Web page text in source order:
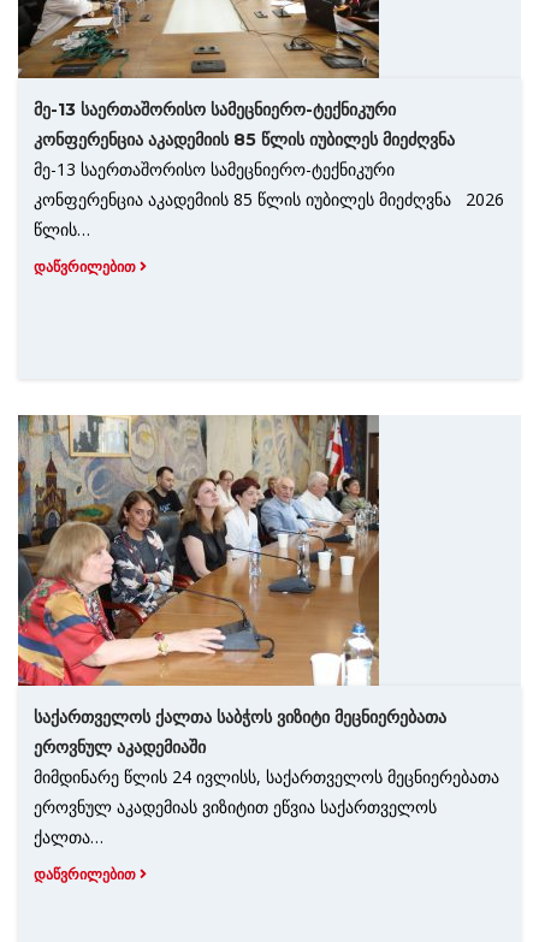
მე-13 საერთაშორისო სამეცნიერო-ტექნიკური
კონფერენცია აკადემიის 85 წლის იუბილეს მიეძღვნა
მე-13 საერთაშორისო სამეცნიერო-ტექნიკური
კონფერენცია აკადემიის 85 წლის იუბილეს მიეძღვნა 2026
წლის…
ᲓᲐᲬᲕᲠᲘᲚᲔᲑᲘᲗ
საქართველოს ქალთა საბჭოს ვიზიტი მეცნიერებათა
ეროვნულ აკადემიაში
მიმდინარე წლის 24 ივლისს, საქართველოს მეცნიერებათა
ეროვნულ აკადემიას ვიზიტით ეწვია საქართველოს
ქალთა…
ᲓᲐᲬᲕᲠᲘᲚᲔᲑᲘᲗ